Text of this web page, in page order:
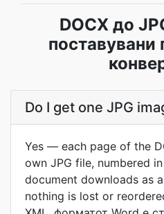
DOCX до
Do I get one JPG
Yes — each page of the
own JPG file, numbered
document downloads as
nothing is lost or